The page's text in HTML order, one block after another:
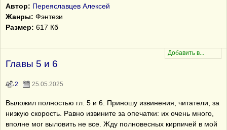
Автор: Переяславцев Алексей
Жанры: Фэнтези
Размер: 617 Кб
Главы 5 и 6
2 25.05.2025
Выложил полностью гл. 5 и 6. Приношу извинения, читатели, за
низкую скорость. Равно извините за опечатки: их очень много,
вполне мог выловить не все. Жду полновесных кирпичей в мой